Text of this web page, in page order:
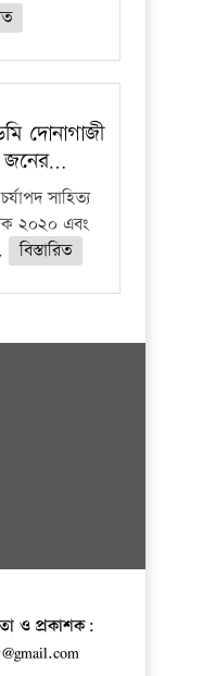
দোনাগাজী
সাহিত্য
২০২০ এবং
বিস্তারিত
ও প্রকাশক: